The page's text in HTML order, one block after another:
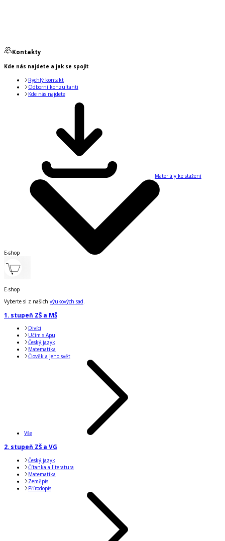
Kontakty
Kde nás najdete a jak se spojit
Rychlý kontakt
Odborní konzultanti
Kde nás najdete
Materiály ke stažení
E-shop
E-shop
Vyberte si z našich výukových sad.
1. stupeň ZŠ a MŠ
Divíci
Učím s Apu
Český jazyk
Matematika
Člověk a jeho svět
Vše
2. stupeň ZŠ a VG
Český jazyk
Čítanka a literatura
Matematika
Zeměpis
Přírodopis